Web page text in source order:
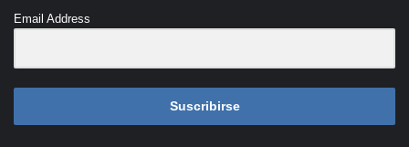
Email Address
Suscribirse